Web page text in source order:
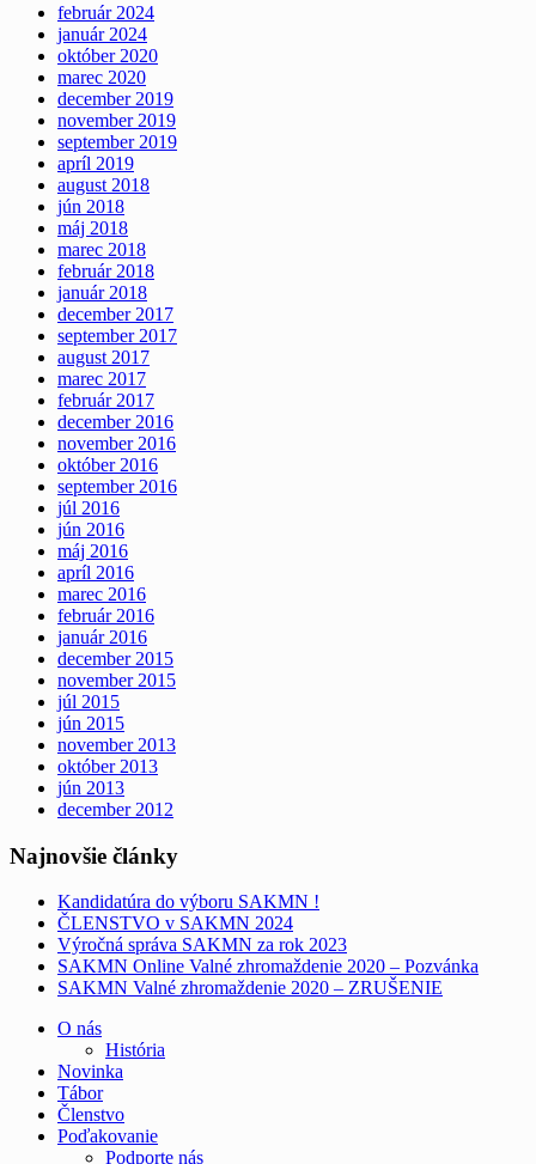
február 2024
január 2024
október 2020
marec 2020
december 2019
november 2019
september 2019
apríl 2019
august 2018
jún 2018
máj 2018
marec 2018
február 2018
január 2018
december 2017
september 2017
august 2017
marec 2017
február 2017
december 2016
november 2016
október 2016
september 2016
júl 2016
jún 2016
máj 2016
apríl 2016
marec 2016
február 2016
január 2016
december 2015
november 2015
júl 2015
jún 2015
november 2013
október 2013
jún 2013
december 2012
Najnovšie články
Kandidatúra do výboru SAKMN !
ČLENSTVO v SAKMN 2024
Výročná správa SAKMN za rok 2023
SAKMN Online Valné zhromaždenie 2020 – Pozvánka
SAKMN Valné zhromaždenie 2020 – ZRUŠENIE
O nás
História
Novinka
Tábor
Členstvo
Poďakovanie
Podporte nás